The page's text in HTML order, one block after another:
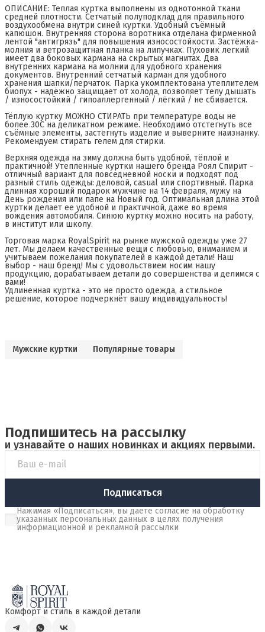
ОПИСАНИЕ: Теплая куртка выполнены из однотонной ткани
средней плотности. Сетчатый полуподклад для правильного
воздухообмена внутри синей куртки. Удобный съёмный
капюшон. Внутренняя сторона воротника отделана фирменной
лентой "антигрязь" для повышения износостойкости. Застёжка-
молния и ветрозащитная планка на липучках. Пуховик легкий
имеет два боковых кармана на скрытых магнитах. Два
внутренних кармана на молнии для удобного хранения
документов. Внутренний сетчатый карман для удобного
хранения шапки/перчаток. Парка укомплектована утеплителем
биопух - надёжно защищает от холода, позволяет телу дышать
/ износостойкий / гипоаллергенный / лёгкий / не сбивается.
Тёплую куртку МОЖНО СТИРАТЬ при температуре воды не
более 30С на деликатном режиме. Необходимо отстегнуть все
съёмные элементы, застегнуть изделие и выверните наизнанку.
Рекомендуем стирать гелем для стирки.
Верхняя одежда на зиму должна быть удобной, тёплой и
практичной! Утепленные куртки нашего бренда Роял Спирит -
отличный вариант для повседневной носки и подходят под
разный стиль одежды: деловой, casual или спортивный. Парка
длинная хороший подарок мужчине на 14 февраля, мужу на
День рождения или папе на Новый год. Оптимальная длина этой
куртки делает ее удобной и практичной, даже во время
вождения автомобиля. Синюю куртку можно носить на работу,
в институт или школу.
Торговая марка RoyalSpirit на рынке мужской одежды уже 27
лет. Мы делаем качественные вещи с любовью, вниманием и
учитываем пожелания покупателей в каждой детали! Наш
выбор - наш бренд! Мы с удовольствием носим нашу
продукцию, дорабатываем детали до совершенства и делимся с
вами!
Удлиненная куртка - это не просто одежда, а стильное
решение, которое подчеркнёт вашу индивидуальность!
Мужские куртки Популярные товары
Подпишитесь на рассылку
и узнавайте о наших новинках и акциях первыми.
Подписаться
Нажимая «Подписаться», вы даете согласие на обработку
указанных персональных данных в целях получения
информационной и рекламной рассылки
Комфорт и стиль в каждой детали